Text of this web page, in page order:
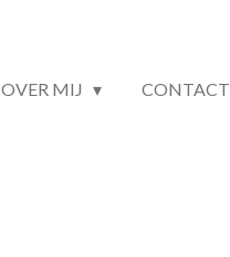
OVER MIJ CONTACT